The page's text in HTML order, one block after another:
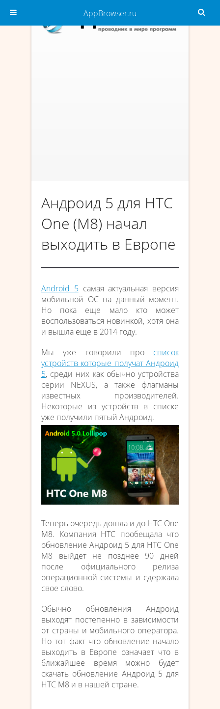
Андроид 5 для HTC
One (M8) начал
выходить в Европе
Android 5самая актуальная версия
мобильной ОС на данный момент.
Но пока еще мало кто может
воспользоваться новинкой, хотя она
и вышла еще в 2014 году.
Мы уже говорили про список
устройств которые получат Андроид
5, среди них как обычно устройства
серии NEXUS, а также флагманы
известных производителей.
Некоторые из устройств в списке
уже получили пятый Андроид.
Теперь очередь дошла и до HTC One
M8. Компания HTC пообещала что
обновление Андроид 5 для HTC One
M8 выйдет не позднее 90 дней
после официального релиза
операционной системы и сдержала
свое слово.
Обычно обновления Андроид
выходят постепенно в зависимости
от страны и мобильного оператора.
Но тот факт что обновление начало
выходить в Европе означает что в
ближайшее время можно будет
скачать обновление Андроид 5 для
HTC M8 и в нашей стране.
AppBrowser.ru